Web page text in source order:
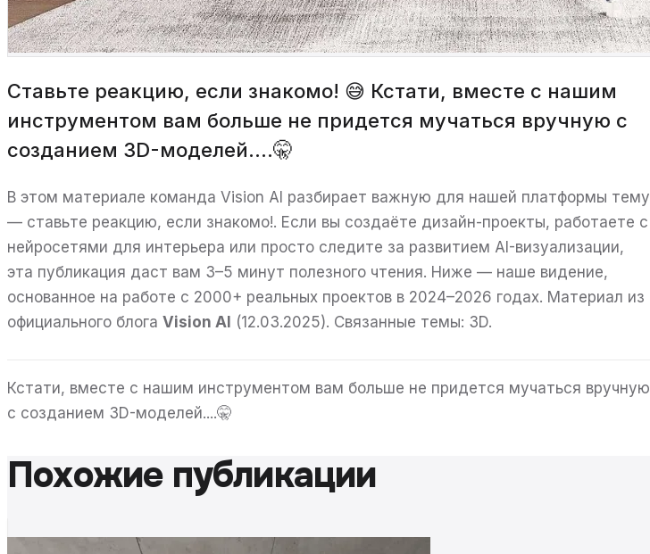
Ставьте реакцию, если знакомо! 😅 Кстати, вместе с нашим
инструментом вам больше не придется мучаться вручную с
созданием 3D-моделей....🤫
В этом материале команда Vision AI разбирает важную для нашей платформы тему
— ставьте реакцию, если знакомо!. Если вы создаёте дизайн-проекты, работаете с
нейросетями для интерьера или просто следите за развитием AI-визуализации,
эта публикация даст вам 3–5 минут полезного чтения. Ниже — наше видение,
основанное на работе с 2000+ реальных проектов в 2024–2026 годах. Материал из
официального блога Vision AI (12.03.2025). Связанные темы: 3D.
Кстати, вместе с нашим инструментом вам больше не придется мучаться вручную
с созданием 3D-моделей....🤫
Похожие публикации